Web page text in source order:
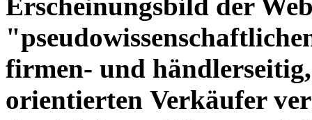
firmen- und
orientierten Verkäufer